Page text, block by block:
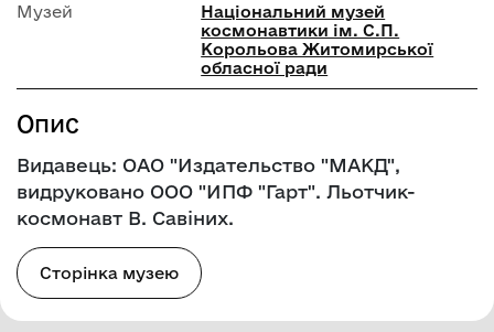
Музей
Національний музей
космонавтики ім. С.П.
Корольова Житомирської
обласної ради
Опис
Видавець: ОАО "Издательство "МАКД",
видруковано ООО "ИПФ "Гарт". Льотчик-
космонавт В. Савіних.
Сторінка музею